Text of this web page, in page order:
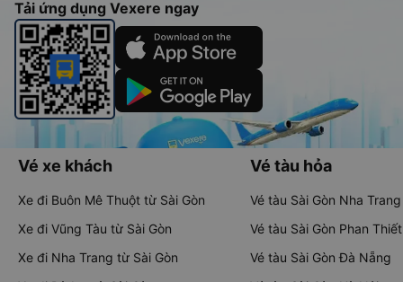
Tải ứng dụng Vexere ngay
Vé xe khách
Xe đi Buôn Mê Thuột từ Sài Gòn
Xe đi Vũng Tàu từ Sài Gòn
Xe đi Nha Trang từ Sài Gòn
Vé tàu hỏa
Vé tàu Sài Gòn Nha Trang
Vé tàu Sài Gòn Phan Thiết
Vé tàu Sài Gòn Đà Nẵng